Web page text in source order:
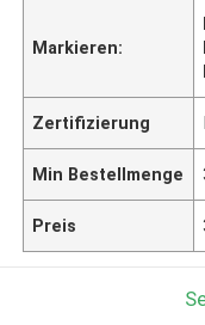
Markieren:
Zertifizierung
Min Bestellmenge
Preis